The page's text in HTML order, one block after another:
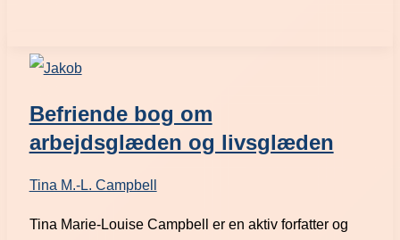
Befriende bog om
arbejdsglæden og livsglæden
Tina M.-L. Campbell
Tina Marie-Louise Campbell er en aktiv forfatter og